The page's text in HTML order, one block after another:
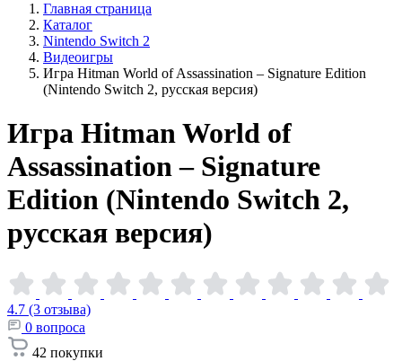
Главная страница
Каталог
Nintendo Switch 2
Видеоигры
Игра Hitman World of Assassination – Signature Edition
(Nintendo Switch 2, русская версия)
Игра Hitman World of
Assassination – Signature
Edition (Nintendo Switch 2,
русская версия)
4.7 (3 отзыва)
0 вопроса
42 покупки